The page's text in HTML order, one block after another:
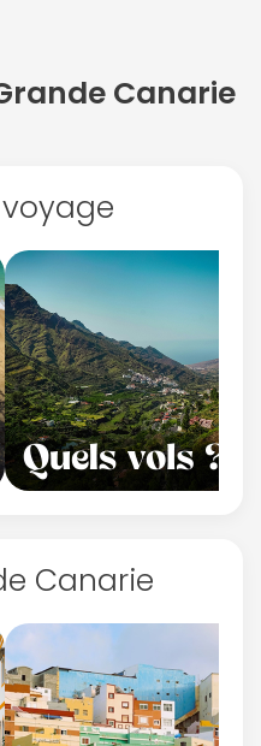
Canarie
Canarie